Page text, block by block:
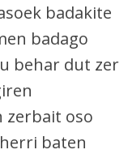
badakite
badago
behar dut zer
zerbait oso
baten